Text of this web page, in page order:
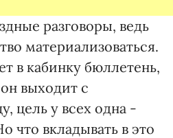
разговоры, ведь
материализоваться.
в кабинку бюллетень,
выходит с
цель у всех одна -
что вкладывать в это